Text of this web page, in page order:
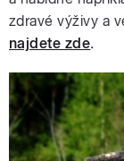
zdravé výživy a
najdete zde.